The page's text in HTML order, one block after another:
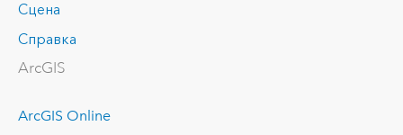
Сцена
Справка
ArcGIS
ArcGIS Online